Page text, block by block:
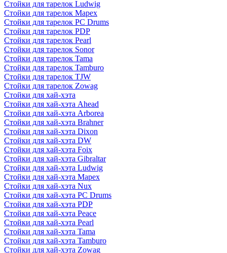
Стойки для тарелок Ludwig
Стойки для тарелок Mapex
Стойки для тарелок PC Drums
Стойки для тарелок PDP
Стойки для тарелок Pearl
Стойки для тарелок Sonor
Стойки для тарелок Tama
Стойки для тарелок Tamburo
Стойки для тарелок TJW
Стойки для тарелок Zowag
Стойки для хай-хэта
Стойки для хай-хэта Ahead
Стойки для хай-хэта Arborea
Стойки для хай-хэта Brahner
Стойки для хай-хэта Dixon
Стойки для хай-хэта DW
Стойки для хай-хэта Foix
Стойки для хай-хэта Gibraltar
Стойки для хай-хэта Ludwig
Стойки для хай-хэта Mapex
Стойки для хай-хэта Nux
Стойки для хай-хэта PC Drums
Стойки для хай-хэта PDP
Стойки для хай-хэта Peace
Стойки для хай-хэта Pearl
Стойки для хай-хэта Tama
Стойки для хай-хэта Tamburo
Стойки для хай-хэта Zowag